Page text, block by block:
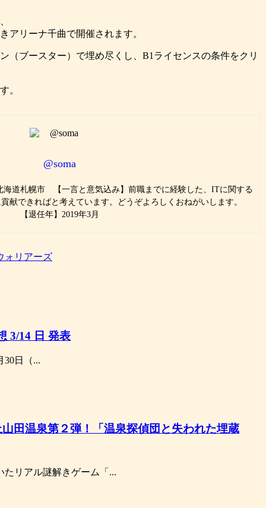
アリーナ千曲で開催されます。
（ブースター）で埋め尽くし、B1ライセンスの条件をクリ
。
@soma
道札幌市 【一言と意気込み】前職までに経験した、ITに関する
献できればと考えています。どうぞよろしくおねがいします。
【退任年】2019年3月
ォリアーズ
3/14 日 発表
30日（...
田温泉第２弾！「温泉探偵団と失われた埋蔵
たリアル謎解きゲーム「...